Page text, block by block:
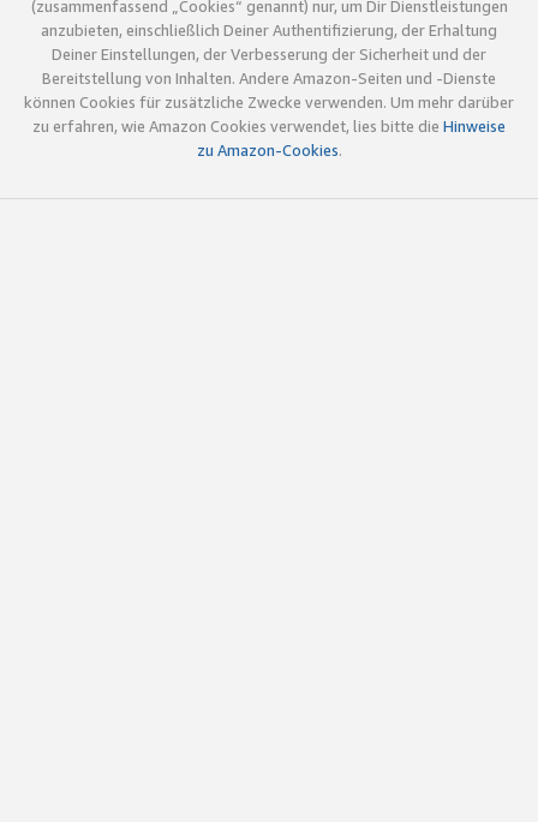
(zusammenfassend „Cookies“ genannt) nur, um Dir Dienstleistungen
anzubieten, einschließlich Deiner Authentifizierung, der Erhaltung
Deiner Einstellungen, der Verbesserung der Sicherheit und der
Bereitstellung von Inhalten. Andere Amazon-Seiten und -Dienste
können Cookies für zusätzliche Zwecke verwenden. Um mehr darüber
zu erfahren, wie Amazon Cookies verwendet, lies bitte die Hinweise
zu Amazon-Cookies.